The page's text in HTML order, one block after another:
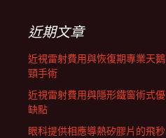
列近期文章
近視雷射費用與恢復期專業天鵝
頸手術
近視雷射費用與隱形鐵窗術式優
缺點
眼科提供相應導熱矽膠片的飛秒